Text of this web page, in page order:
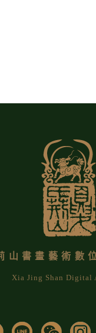
山書畫藝術數
Xia Jing Shan Digital